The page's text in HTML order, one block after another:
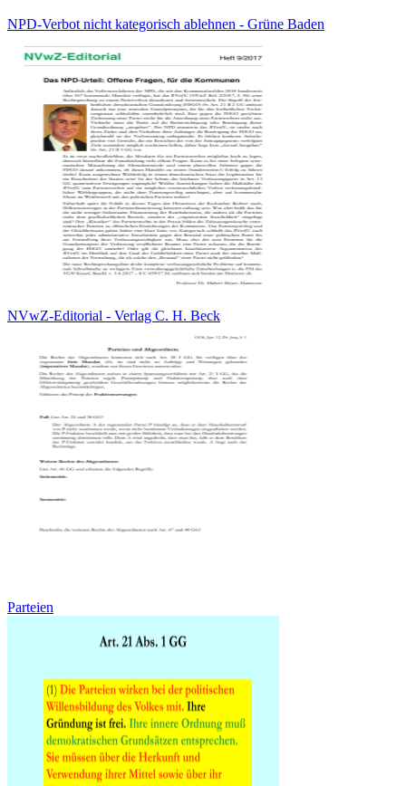
NPD-Verbot nicht kategorisch ablehnen - Grüne Baden
NVwZ-Editorial - Verlag C. H. Beck
Parteien